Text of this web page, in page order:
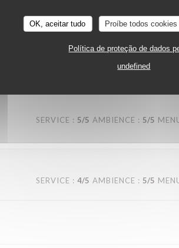
OK, aceitar tudo Proíbe todos cookies
Política de proteção de dados
undefined
SERVICE : 5/5 AMBIENCE : 5/5
SERVICE : 4/5 AMBIENCE : 5/5